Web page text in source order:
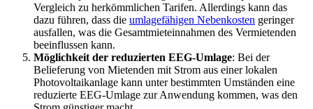
Vergleich zu herkömmlichen Tarifen. Allerdings kann das
dazu führen, dass die umlagefähigen Nebenkosten geringer
ausfallen, was die Gesamtmieteinnahmen des Vermietenden
beeinflussen kann.
Möglichkeit der reduzierten EEG-Umlage: Bei der
Belieferung von Mietenden mit Strom aus einer lokalen
Photovoltaikanlage kann unter bestimmten Umständen eine
reduzierte EEG-Umlage zur Anwendung kommen, was den